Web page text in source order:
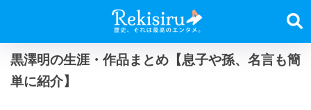
黒澤明の生涯・作品まとめ【息子や孫、名言も簡
単に紹介】